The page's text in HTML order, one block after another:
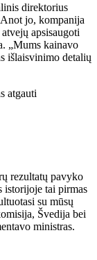
direktorius
jo, kompanija
apsisaugoti
„Mums kainavo
išlaisvinimo detalių
atgauti
rezultatų pavyko
istorijoje tai pirmas
su mūsų
Švedija bei
ministras.